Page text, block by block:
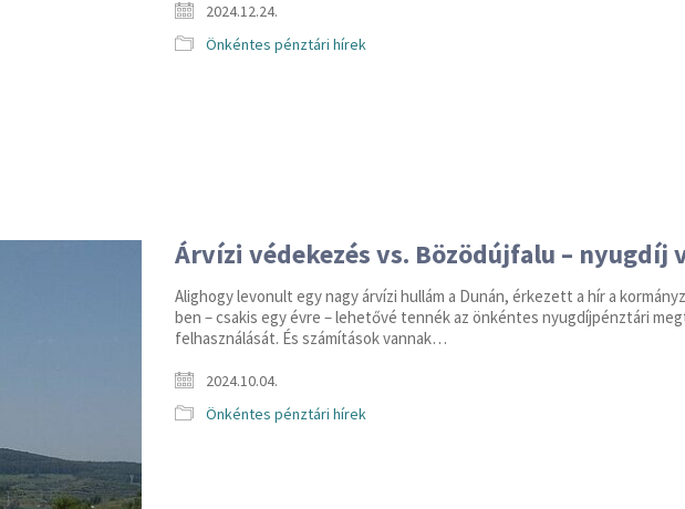
2024.12.24.
Önkéntes pénztári hírek
Árvízi védekezés vs. Bözödújfalu – nyugdíj
Alighogy levonult egy nagy árvízi hullám a Dunán, érkezett a hír a
ben – csakis egy évre – lehetővé tennék az önkéntes nyugdíjpénztári
felhasználását. És számítások vannak…
2024.10.04.
Önkéntes pénztári hírek